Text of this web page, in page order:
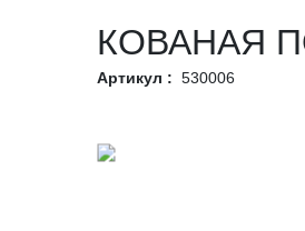
КОВАНАЯ
Артикул : 530006